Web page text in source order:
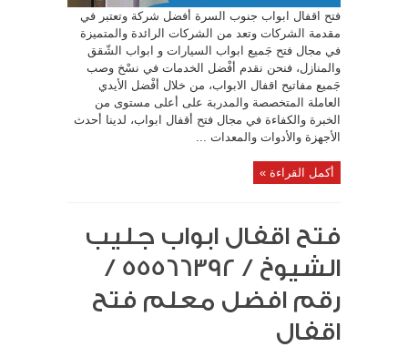
فتح اقفال ابواب جنوب السرة أفضل شركة وتعتبر في
مقدمة الشركات وتعد من الشركات الرائدة والمتميزة
في مجال فتح جَميع ابواب السيارات و ابواب الشّقق
والمنازل، فنحن نقدم أفْضل الخدمات في نسْخ وصب
جَميع مفاتيح اقفال الابواب، من خلال أفْضل الأيدي
العاملة المتخصصة والمدربة على أعلى مستوى من
الخبرة والكفاءة في مجال فتح أقفال ابواب، لدينا أحدث
الأجهزة والأدوات والمعدات ...
أكمل القراءة »
فتح اقفال ابواب جليب
الشيوخ / 55566392 /
رقم افضل معلم فتح
اقفال